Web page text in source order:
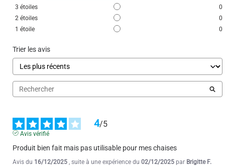
Utile
Avis vérifié
Très belle qualité ,réception rapide .,entièrement satisfait ,à
recommander.
Avis du
3 étoiles
0
2 étoiles
0
1 étoile 0
Trier les avis
4/5
Avis vérifié
Produit bien fait mais pas utilisable pour mes chaises
Avis du 16/12/2025 , suite à une expérience du 02/12/2025 par Brigitte F.